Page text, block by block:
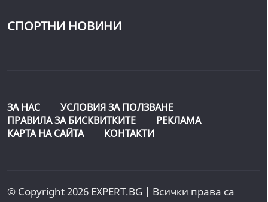
СПОРТНИ НОВИНИ
ЗА НАС
УСЛОВИЯ ЗА ПОЛЗВАНЕ
ПРАВИЛА ЗА БИСКВИТКИТЕ
РЕКЛАМА
КАРТА НА САЙТА
КОНТАКТИ
© Copyright 2026 EXPERT.BG | Всички права са